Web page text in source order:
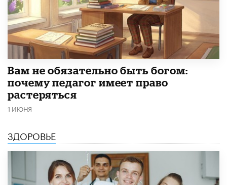
​Вам не обязательно быть богом:
почему педагог имеет право
растеряться
1 ИЮНЯ
ЗДОРОВЬЕ